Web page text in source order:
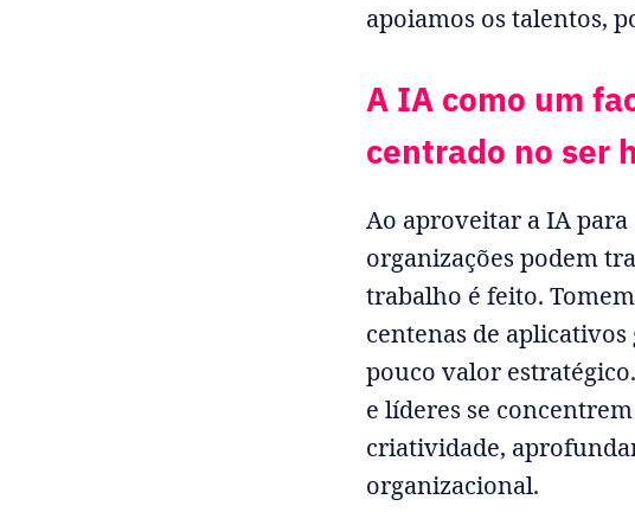
apoiamos os talentos,
A IA como um
centrado no ser
Ao aproveitar a IA
organizações podem
trabalho é feito.
centenas de
pouco valor
e líderes se
criatividade,
organizacional.